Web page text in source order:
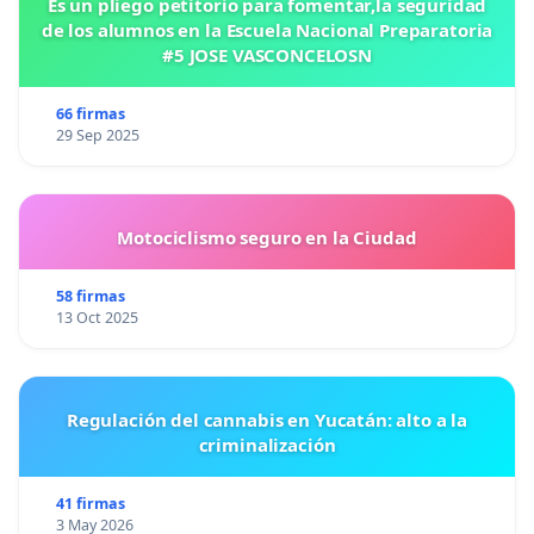
Es un pliego petitorio para fomentar,la seguridad
de los alumnos en la Escuela Nacional Preparatoria
#5 JOSE VASCONCELOSN
66 firmas
29 Sep 2025
Motociclismo seguro en la Ciudad
58 firmas
13 Oct 2025
Regulación del cannabis en Yucatán: alto a la
criminalización
41 firmas
3 May 2026